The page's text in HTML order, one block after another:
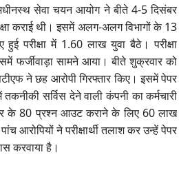
सेवा चयन आयोग ने बीते 4-5 दिसंबर
कराई थी। इसमें अलग-अलग विभागों के 13
परीक्षा में 1.60 लाख युवा बैठे। परीक्षा
फर्जीवाड़ा सामने आया। बीते शुक्रवार को
ने छह आरोपी गिरफ्तार किए। इसमें पेपर
तकनीकी सर्विस देने वाली कंपनी का कर्मचारी
के 80 प्रश्न आउट कराने के लिए 60 लाख
आरोपियों ने परीक्षार्थी तलाश कर उन्हें पेपर
करवाया है।